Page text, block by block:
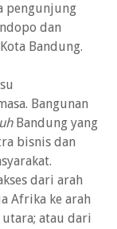
pengunjung
dan
Bandung.
Bangunan
Bandung yang
bisnis dan
dari arah
Afrika ke arah
utara; atau dari